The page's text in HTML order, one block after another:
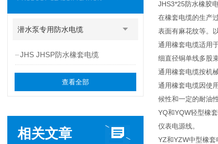
潜水泵专用防水电缆
JHS JHSP防水橡套电缆
查看全部
相关文章
JHS3*25防水橡胶
在橡套电缆的生产
表面有麻花纹等。
通用橡套电缆适用
细直径铜单线多股
通用橡套电缆按机
通用橡套电缆因使
候性和一定的耐油
YQ和YQW轻型橡
仪表电源线。
YZ和YZW中型橡